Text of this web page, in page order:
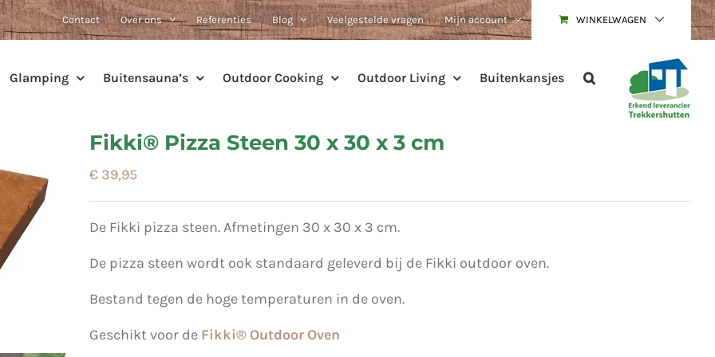
Contact Over ons Referenties Blog Veelgestelde vragen Mijn account WINKELWAGEN
Glamping Buitensauna’s Outdoor Cooking Outdoor Living Buitenkansjes
Fikki® Pizza Steen 30 x 30 x 3 cm
€ 39,95
De Fikki pizza steen. Afmetingen 30 x 30 x 3 cm.
De pizza steen wordt ook standaard geleverd bij de Fikki outdoor oven.
Bestand tegen de hoge temperaturen in de oven.
Geschikt voor de Fikki® Outdoor Oven